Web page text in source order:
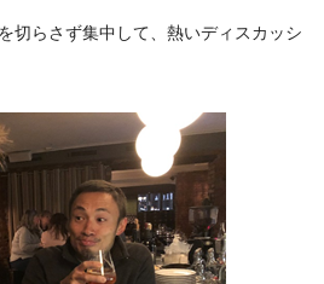
切らさず集中して、熱いディスカッシ